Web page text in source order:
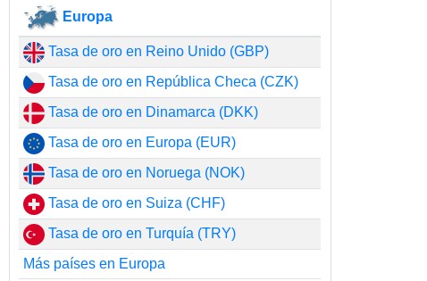
Europa
Tasa de oro en Reino Unido (GBP)
Tasa de oro en República Checa (CZK)
Tasa de oro en Dinamarca (DKK)
Tasa de oro en Europa (EUR)
Tasa de oro en Noruega (NOK)
Tasa de oro en Suiza (CHF)
Tasa de oro en Turquía (TRY)
Más países en Europa